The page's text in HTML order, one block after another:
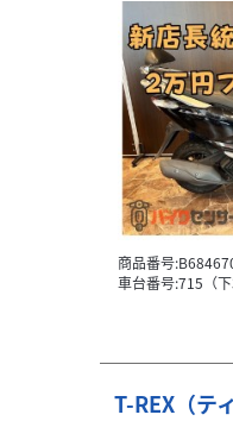
商品番号
車台番号:715（下
T-REX（テ